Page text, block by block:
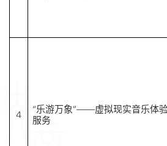
4
“乐游万象”——虚拟现实音乐体
服务